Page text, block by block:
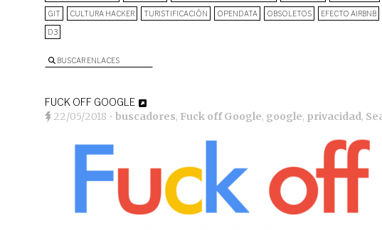
GIT CULTURA HACKER TURISTIFICACIÓN OPENDATA OBSOLETOS EFECTO AIRBNB
D3
BUSCAR ENLACES
FUCK OFF GOOGLE
22/05/2018 • buscadores, Fuck off Google, google, privacidad,